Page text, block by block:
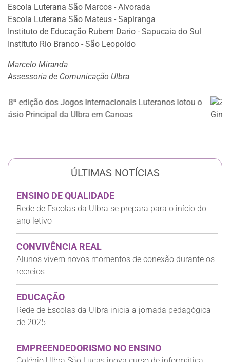
Escola Luterana São Marcos - Alvorada
Escola Luterana São Mateus - Sapiranga
Instituto de Educação Rubem Dario - Sapucaia do Sul
Instituto Rio Branco - São Leopoldo
Marcelo Miranda
Assessoria de Comunicação Ulbra
Anterior
ÚLTIMAS NOTÍCIAS
ENSINO DE QUALIDADE
Rede de Escolas da Ulbra se prepara para o início do
ano letivo
CONVIVÊNCIA REAL
Alunos vivem novos momentos de conexão durante os
recreios
EDUCAÇÃO
Rede de Escolas da Ulbra inicia a jornada pedagógica
de 2025
EMPREENDEDORISMO NO ENSINO